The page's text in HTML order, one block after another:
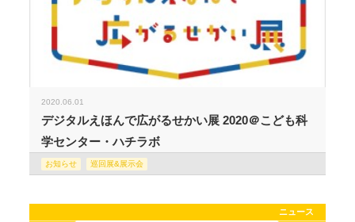
2020.06.01
デジタルえほんで広がるせかい展 2020＠こども科
学センター・ハチラボ
お知らせ 巡回展&展示会
ニュース